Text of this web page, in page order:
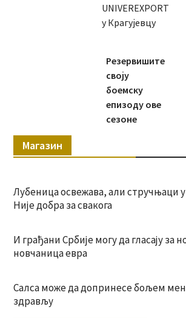
UNIVEREXPORT
у Крагујевцу
Резервишите
своју
боемску
епизоду ове
сезоне
Магазин
Лубеница освежава, али стручњаци
Није добра за свакога
И грађани Србије могу да гласају за
новчаница евра
Салса може да допринесе бољем
здрављу